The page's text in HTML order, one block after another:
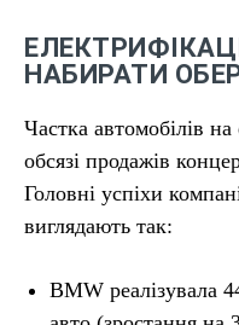
НАБИРАТИ
Частка автомобілів на
обсязі продажів
Головні успіхи
виглядають так:
BMW реалізувала